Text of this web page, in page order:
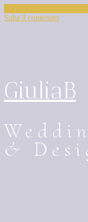
Salta il contenuto
GiuliaB
&